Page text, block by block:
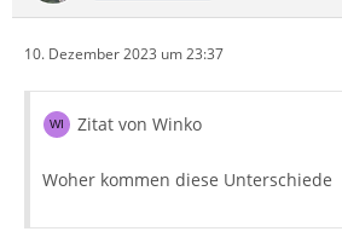
10. Dezember 2023 um 23:37
Zitat von Winko
Woher kommen diese Unterschiede